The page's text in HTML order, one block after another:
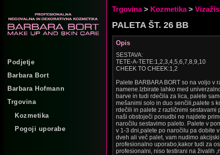
Podjetje
Barbara Bort
Barbara Hofmann
Trgovina
Kozmetika
Pogoji uporabe
Trgovina> Kozmetika>
PALETA ŠT. 26 BB
Opis
SESTAVA:
TETE-A-TETE:1,2,3,4,5,6,7,8,9,10
CHEEK TO CHEEK:1,2
Palete BARBARA BORT so na voljo v
namene.Izbirate lahko med
barve in tudi rdečila za lica, palete
mešanimi solo in duo senčili,palete s
rdečili in palete z različnimi sestavami
naši obstoječi ponudbi ne najdete
naročilu sestavimo paleto. Palete v
v 1-3 dni,palete po naročilu pa dobite
dveh ali več palet, vam nudimo
profesionalno uporabo,kakor tudi za
profesionalni, niso testirani na živalih